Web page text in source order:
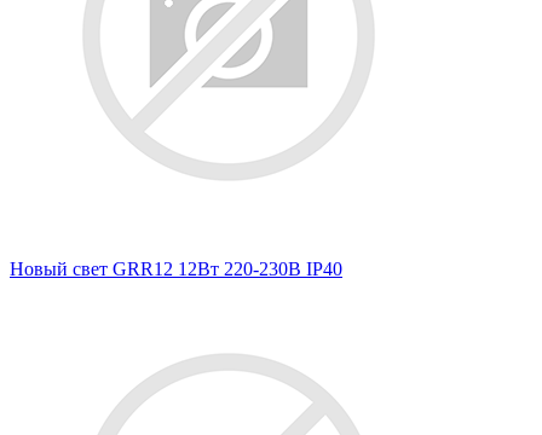
Новый свет GRR12 12Вт 220-230В IP40